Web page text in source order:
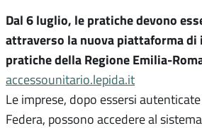
Dal 6 luglio, le pratiche devono
attraverso la nuova piattaforma
pratiche della Regione Emilia-
accessounitario.lepida.it
Le imprese, dopo essersi
Federa, possono accedere al